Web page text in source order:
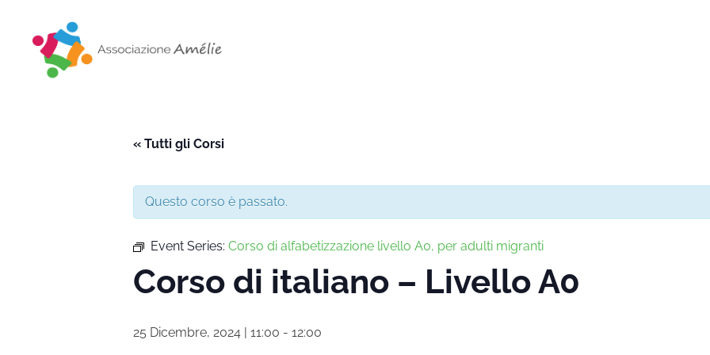
« Tutti gli Corsi
Questo corso è passato.
Event Series: Corso di alfabetizzazione livello A0, per adulti migranti
Corso di italiano – Livello A0
25 Dicembre, 2024 | 11:00 - 12:00